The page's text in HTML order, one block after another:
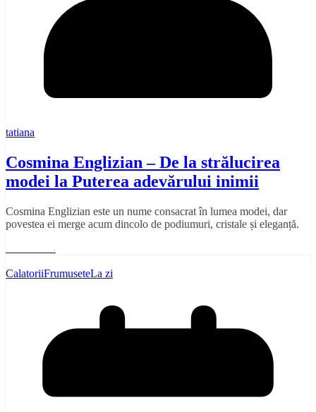
tatiana
Cosmina Englizian – De la strălucirea
modei la Puterea adevărului inimii
Cosmina Englizian este un nume consacrat în lumea modei, dar
povestea ei merge acum dincolo de podiumuri, cristale și eleganță.
CalatoriiFrumuseteLa zi